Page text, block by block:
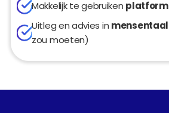
Makkelijk te gebruiken platform
Uitleg en advies in mensentaal
zou moeten)